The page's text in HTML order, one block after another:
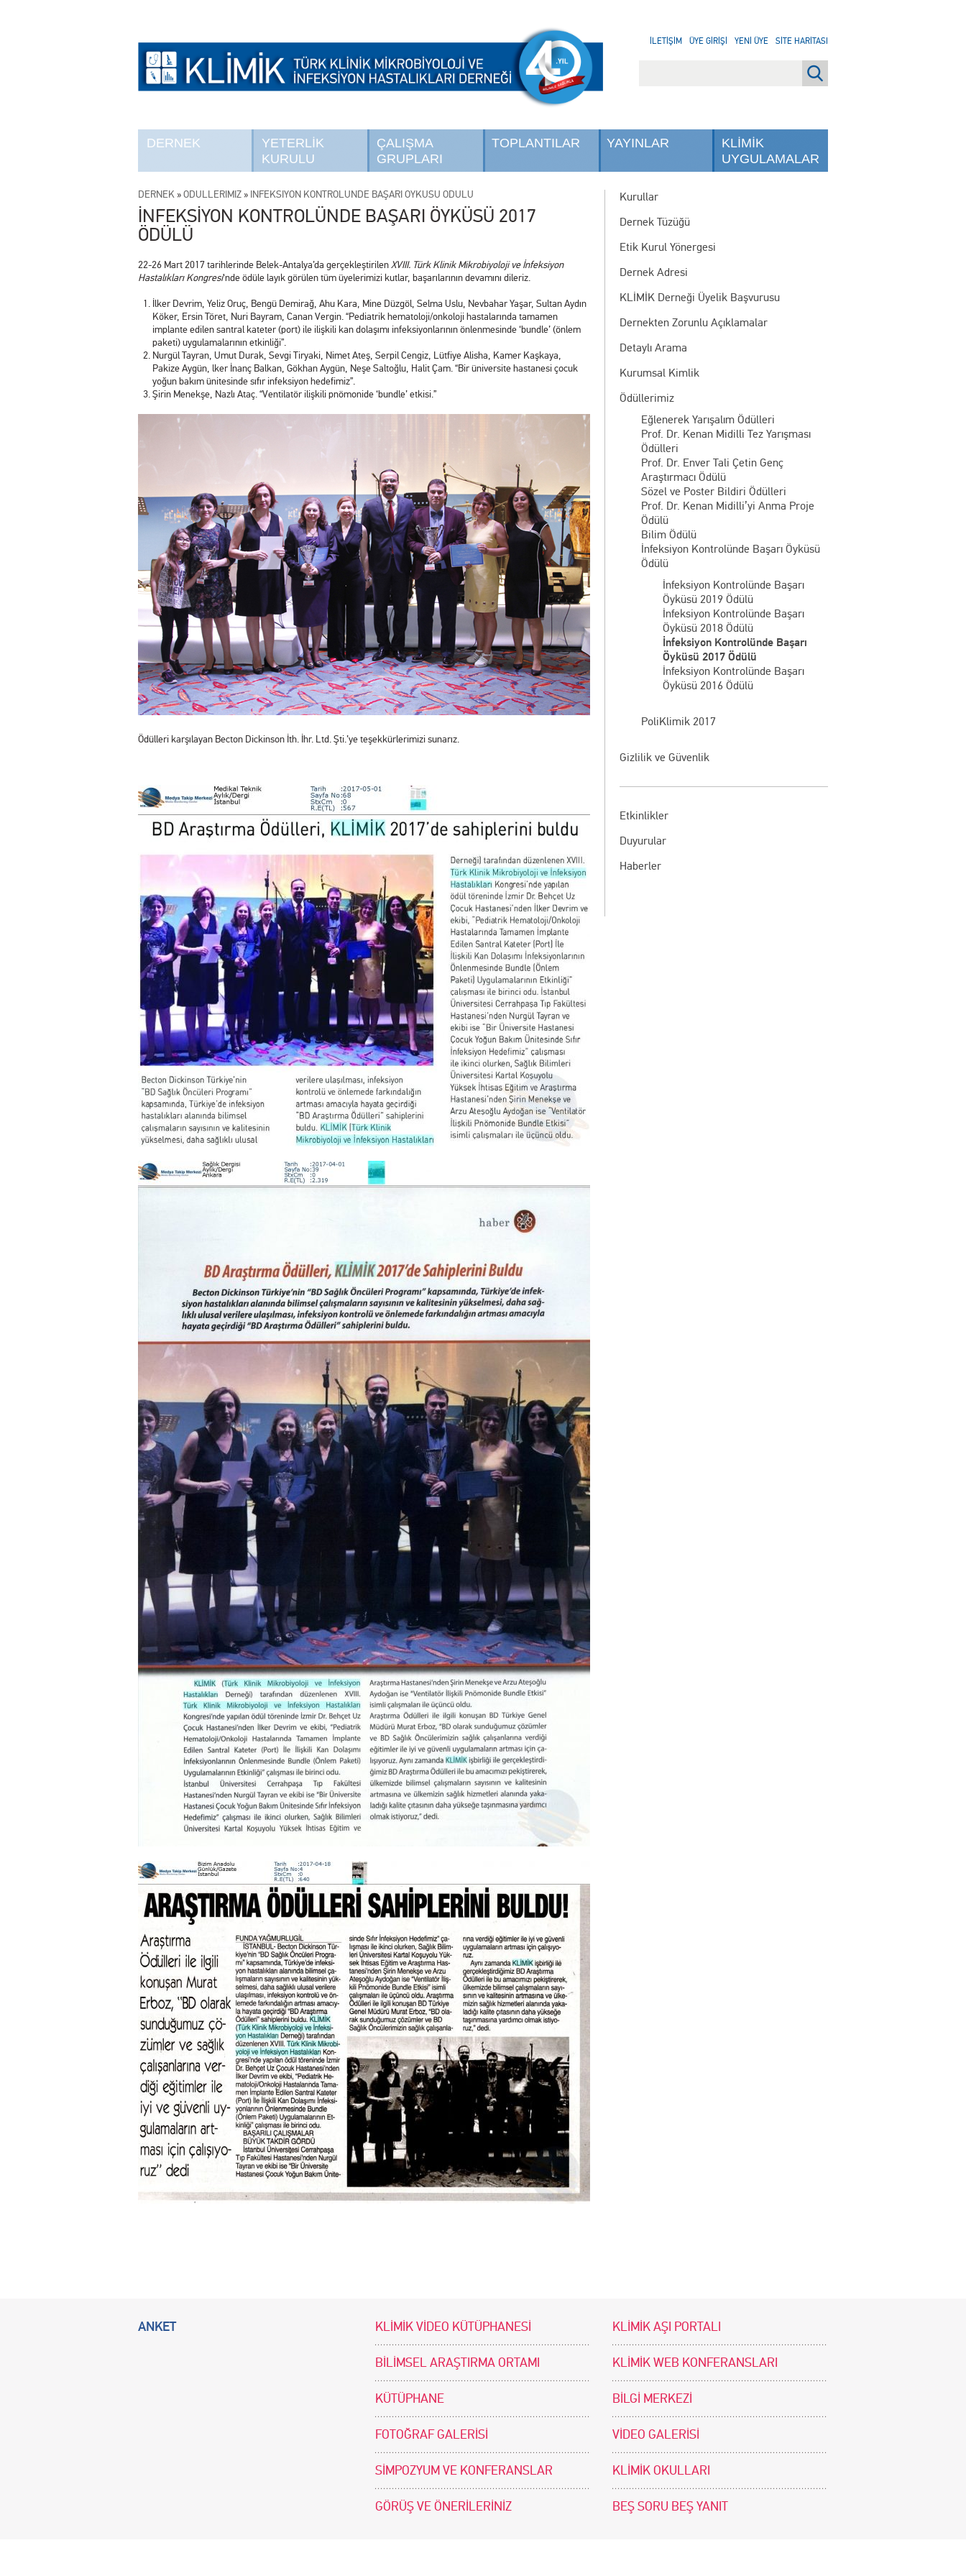
DERNEK
YETERLİK
KURULU
ÇALIŞMA
GRUPLARI
TOPLANTILAR YAYINLAR
KLİMİK
UYGULAMALAR
İLETİŞİM ÜYE GİRİŞİ YENİ ÜYE SİTE HARİTASI
Kurullar
Dernek Tüzüğü
Etik Kurul Yönergesi
Dernek Adresi
KLİMİK Derneği Üyelik Başvurusu
Dernekten Zorunlu Açıklamalar
Detaylı Arama
Kurumsal Kimlik
Ödüllerimiz
Eğlenerek Yarışalım Ödülleri
Prof. Dr. Kenan Midilli Tez Yarışması
Ödülleri
Prof. Dr. Enver Tali Çetin Genç
Araştırmacı Ödülü
Sözel ve Poster Bildiri Ödülleri
Prof. Dr. Kenan Midilli’yi Anma Proje
Ödülü
Bilim Ödülü
İnfeksiyon Kontrolünde Başarı Öyküsü
Ödülü
İnfeksiyon Kontrolünde Başarı
Öyküsü 2019 Ödülü
İnfeksiyon Kontrolünde Başarı
Öyküsü 2018 Ödülü
İnfeksiyon Kontrolünde Başarı
Öyküsü 2017 Ödülü
İnfeksiyon Kontrolünde Başarı
Öyküsü 2016 Ödülü
PoliKlimik 2017
Gizlilik ve Güvenlik
Etkinlikler
Duyurular
Haberler
DERNEK »ÖDÜLLERİMİZ » İNFEKSİYON KONTROLÜNDE BAŞARI ÖYKÜSÜ ÖDÜLÜ
İNFEKSİYON KONTROLÜNDE BAŞARI ÖYKÜSÜ 2017
ÖDÜLÜ
22-26 Mart 2017 tarihlerinde Belek-Antalya’da gerçekleştirilenXVIII. Türk Klinik Mikrobiyoloji ve İnfeksiyon
Hastalıkları Kongresi‘nde ödüle layık görülen tüm üyelerimizi kutlar, başarılarının devamını dileriz.
İlker Devrim, Yeliz Oruç, Bengü Demirağ, Ahu Kara, Mine Düzgöl, Selma Uslu, Nevbahar Yaşar, Sultan Aydın
Köker, Ersin Töret, Nuri Bayram, Canan Vergin. “Pediatrik hematoloji/onkoloji hastalarında tamamen
implante edilen santral kateter (port) ile ilişkili kan dolaşımı infeksiyonlarının önlenmesinde ‘bundle’ (önlem
paketi) uygulamalarının etkinliği”.
Nurgül Tayran, Umut Durak, Sevgi Tiryaki, Nimet Ateş, Serpil Cengiz, Lütfiye Alisha, Kamer Kaşkaya,
Pakize Aygün, lker İnanç Balkan, Gökhan Aygün, Neşe Saltoğlu, Halit Çam. “Bir üniversite hastanesi çocuk
yoğun bakım ünitesinde sıfır infeksiyon hedefimiz”.
Şirin Menekşe, Nazlı Ataç. “Ventilatör ilişkili pnömonide ‘bundle’ etkisi.”
Ödülleri karşılayan Becton Dickinson İth. İhr. Ltd. Şti.’ye teşekkürlerimizi sunarız.
ANKET KLİMİK VİDEO KÜTÜPHANESİ KLİMİK AŞI PORTALI
BİLİMSEL ARAŞTIRMA ORTAMI KLİMİK WEB KONFERANSLARI
KÜTÜPHANE BİLGİ MERKEZİ
FOTOĞRAF GALERİSİ VİDEO GALERİSİ
SİMPOZYUM VE KONFERANSLAR KLİMİK OKULLARI
GÖRÜŞ VE ÖNERİLERİNİZ BEŞ SORU BEŞ YANIT